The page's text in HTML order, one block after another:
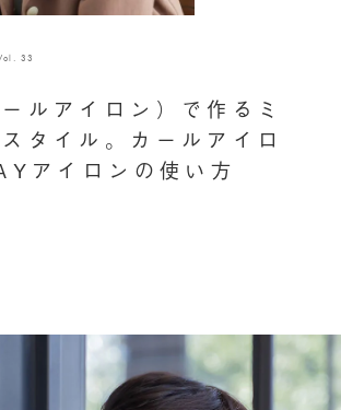
33
ルアイロン）で作るミ
タイル。カールアイロ
アイロンの使い方